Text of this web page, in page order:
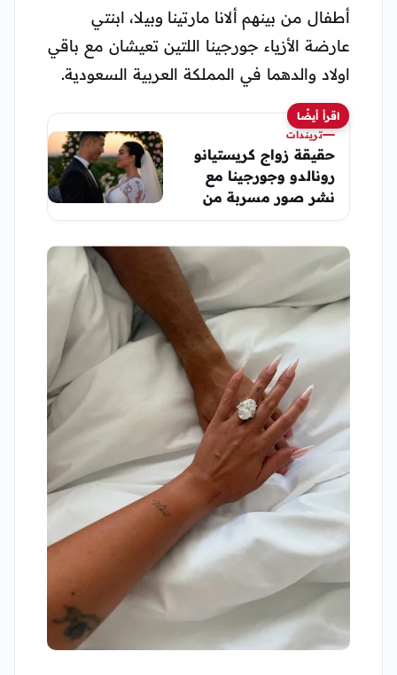
أطفال من بينهم ألانا مارتينا وبيلا، ابنتي
عارضة الأزياء جورجينا اللتين تعيشان مع باقي
اولاد والدهما في المملكة العربية السعودية.
اقرأ أيضًا
تريندات
حقيقة زواج كريستيانو
رونالدو وجورجينا مع
نشر صور مسربة من
حفل الزفاف